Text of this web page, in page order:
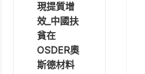
現提質增
效_中國扶
貧在
OSDER奧
斯德材料